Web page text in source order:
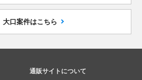
大口案件はこちら
通販サイトについて